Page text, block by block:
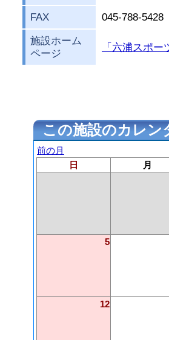
FAX 045-788-5428
施設ホーム
ページ
「六浦スポ
この施設のカレン
前の月
日
月
5
12